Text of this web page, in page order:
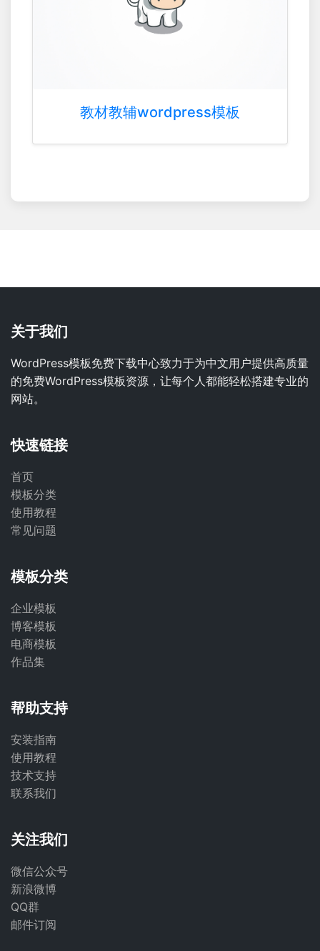
教材教辅wordpress模板
关于我们
WordPress模板免费下载中心致力于为中文用户提供高质量
的免费WordPress模板资源，让每个人都能轻松搭建专业的
网站。
快速链接
首页
模板分类
使用教程
常见问题
模板分类
企业模板
博客模板
电商模板
作品集
帮助支持
安装指南
使用教程
技术支持
联系我们
关注我们
微信公众号
新浪微博
QQ群
邮件订阅